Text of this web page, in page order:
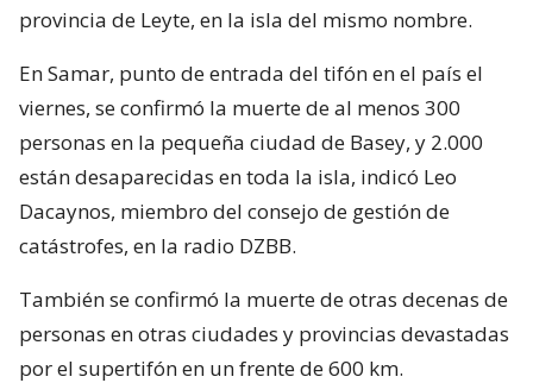
provincia de Leyte, en la isla del mismo nombre.
En Samar, punto de entrada del tifón en el país el
viernes, se confirmó la muerte de al menos 300
personas en la pequeña ciudad de Basey, y 2.000
están desaparecidas en toda la isla, indicó Leo
Dacaynos, miembro del consejo de gestión de
catástrofes, en la radio DZBB.
También se confirmó la muerte de otras decenas de
personas en otras ciudades y provincias devastadas
por el supertifón en un frente de 600 km.